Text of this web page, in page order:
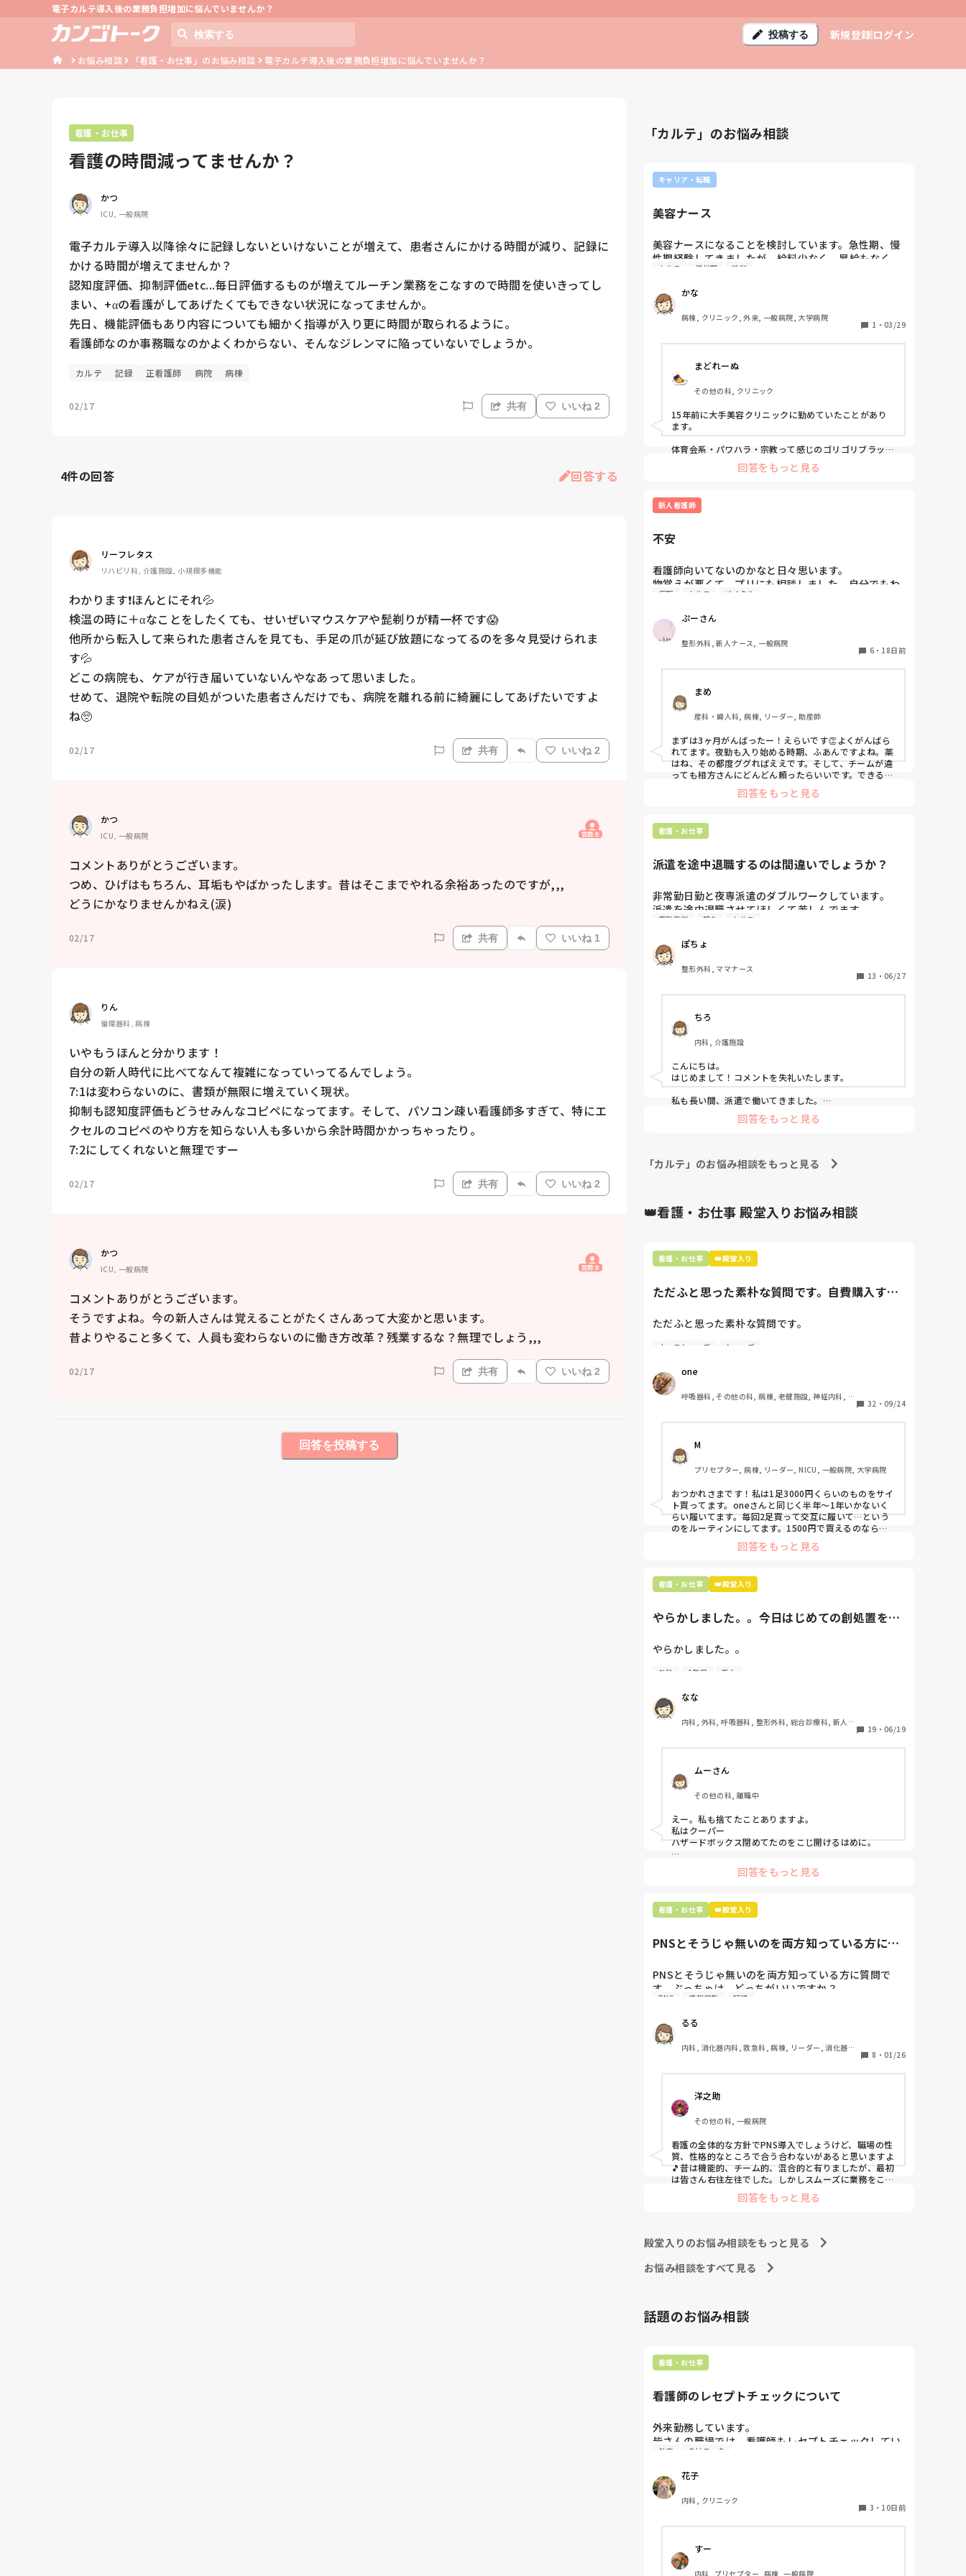
電子カルテ導入後の業務負担増加に悩んでいませんか？
投稿する 新規登録ログイン
お悩み相談 「看護・お仕事」のお悩み相談 電子カルテ導入後の業務負担増加に悩んでいませんか？
看護・お仕事
看護の時間減ってませんか？
かつ
ICU, 一般病院
電子カルテ導入以降徐々に記録しないといけないことが増えて、患者さんにかける時間が減り、記録に
かける時間が増えてませんか？
認知度評価、抑制評価etc...毎日評価するものが増えてルーチン業務をこなすので時間を使いきってし
まい、+αの看護がしてあげたくてもできない状況になってませんか。
先日、機能評価もあり内容についても細かく指導が入り更に時間が取られるように。
看護師なのか事務職なのかよくわからない、そんなジレンマに陥っていないでしょうか。
カルテ 記録 正看護師 病院 病棟
02/17 共有 いいね 2
4件の回答 回答する
リーフレタス
リハビリ科, 介護施設, 小規模多機能
わかります❗ほんとにそれ💦
検温の時に＋αなことをしたくても、せいぜいマウスケアや髭剃りが精一杯です😱
他所から転入して来られた患者さんを見ても、手足の爪が延び放題になってるのを多々見受けられま
す💦
どこの病院も、ケアが行き届いていないんやなあって思いました。
せめて、退院や転院の目処がついた患者さんだけでも、病院を離れる前に綺麗にしてあげたいですよ
ね🥺
02/17 共有 いいね 2
かつ
ICU, 一般病院 質問主
コメントありがとうございます。
つめ、ひげはもちろん、耳垢もやばかったします。昔はそこまでやれる余裕あったのですが,,,
どうにかなりませんかねえ(涙)
02/17 共有 いいね 1
りん
循環器科, 病棟
いやもうほんと分かります！
自分の新人時代に比べてなんて複雑になっていってるんでしょう。
7:1は変わらないのに、書類が無限に増えていく現状。
抑制も認知度評価もどうせみんなコピペになってます。そして、パソコン疎い看護師多すぎて、特にエ
クセルのコピペのやり方を知らない人も多いから余計時間かかっちゃったり。
7:2にしてくれないと無理ですー
02/17 共有 いいね 2
かつ
ICU, 一般病院 質問主
コメントありがとうございます。
そうですよね。今の新人さんは覚えることがたくさんあって大変かと思います。
昔よりやること多くて、人員も変わらないのに働き方改革？残業するな？無理でしょう,,,
02/17 共有 いいね 2
回答を投稿する
「カルテ」のお悩み相談
キャリア・転職
美容ナース
美容ナースになることを検討しています。急性期、慢
性期経験してきましたが、給料少なく、昇給もなく、
電子カルテも導入されていない病院で働いて行くのが
リット教えて下さい。もしよければ、お給料も良くな
ったかどうかも知りたいです。
カルテ 慢性期 給料
かな
病棟, クリニック, 外来, 一般病院, 大学病院
1 ・ 03/29
まどれーぬ
その他の科, クリニック
15年前に大手美容クリニックに勤めていたことがあり
ます。
体育会系・パワハラ・宗教って感じのゴリゴリブラック
早期に逃げるように辞めました😖
ん🙏🏻
接遇についてはかなり厳しく教育されました。
あとは自由診療なので物品のコストに対してとてもシビ
アで、
シリンジ1本・針1本・ガーゼ1枚など、どれ一つとって
物品使ってたなと思いました(´･ω･`; )
あと、各院で売り上げ目標があったりもしました。
朝礼で、その日・その週・その月の売り上げ目標を大き
な声で唱和するのが決まりとなっていて、
ようと思った理由の一つでもある）(›´ω`‹ ) ｹﾞｯｿﾘ
月収は「日勤だけでこんなに貰えるの？🥺✨」という金
額ではありましたが、
よくよく確認してみるとボーナス制度自体がなく、
ボーナスを12か月で割ったものを1か月分の給料に上乗
せするという計算になっていて、
それによって月の給料が多く見えていたというただのま
やかしスタイルでした( ΘωΘ )
しかも仮にボーナス分として計算した場合、大した額で
今は美容看護師になりたいという人が増えていて、
採用の基準が昔に比べて厳しくなっていると聞きます
そもそも美容業界自体が飽和状態で、潰れたりしている
😥
あとは美容での経験年数は今後のキャリアに加算しても
どうしても美容看護師になりたいという強い情熱や熱意
があるわけでないのなら、私はおすすめしません🥺
回答をもっと見る
新人看護師
不安
看護師向いてないのかなと日々思います。
物覚えが悪くて、プリにも相談しました。自分でもわ
かってはいましたが、数をこなすしかないと。です
ら逃げてしまいます。怒られても次に繋げればいいと
か、新人だから怒られるのが当たり前（？）とかわか
ってはいます。本当に。こんなに日勤を3ヶ月頑張っ
てきて、だけどまだできることも少ないのに来月から
うちの病院の場合、チーム制になっており、A-1・2、
B-1・2と分かれています。夜勤の場合、チーム1人ず
つ計4人で夜勤を回します。急性期病院なので患者が
毎日変わるがわるきて、その患者情報も追いつきませ
ん。この人はトイレどうやって行ってるんだろう？と
か安静度どのくらい？とか本当は3ヶ月も病棟で働い
てるのだから知っておくべき情報も業務を覚えるの
と、怒られないようにやらないとという焦りから全然
患者さんのことが見れません。夜勤だと、仮眠がA-1
況で、A側の患者さんは日勤で見たことがないので、
相手側のチームの患者さんのことは知るはずもなく、
相手ももちろん知らないので、相手チームに聞けるは
ずもないので、本当に不安で不安で仕方がないです。
です。ごめんなさい。
でも、気持ちの持ちようなどあれば教えてくださ
オペ迎えので先生に指示受けする時、中止薬の再開日
を聞くと思うんですけど、例えばDM薬だったら食事が
どれくらいならとか付け足して言えると思うし、術後
バイタルで血圧が高くて先生から指示をもらうと思う
なんの薬かわからないといけないじゃないですか、薬
はどこまでわかってればいいですか？
仮眠 カルテ バイタル
ぷーさん
整形外科, 新人ナース, 一般病院
6・ 18日前
まめ
産科・婦人科, 病棟, リーダー, 助産師
まずは3ヶ月がんばったー！えらいです👏よくがんばら
れてます。夜勤も入り始める時期、ふあんですよね。薬
はね、その都度ググればええです。そして、チームが違
っても相方さんにどんどん頼ったらいいです。できるよ
うになってきたら、あちらのお手伝いも時々できたらす
てきですね。夜勤はコミュニケーションが命です。1人
患者さんのこと知らなくても、医師への報告の仕方はこ
れでいいでしょうかとか、この人の血圧上昇時の事前指
との夜なら喜んで一緒に見る！困ってることない？って
り、アホなことでも聞いてくれたら嬉しいです。
大丈夫だよー！
回答をもっと見る
看護・お仕事
派遣を途中退職するのは間違いでしょうか？
非常勤日勤と夜専派遣のダブルワークしています。
派遣を途中退職させてほしくて苦しんでます。
看護師歴13年目です。
老健勤務していましたが閉鎖のため、色々探してなか
なか良い職場が見つからずとりあえずで紹介された老
健で先日から派遣として働きました。
夜専として入ったのですが、忙しいかもしれないとは
言われていましたが、それなりに想像の範疇かなと思
きに。
いざ行くと、申し送りは過去3日間分を送り、しかもか
なり細かく
痰の性状と量、回数
熱の測った回数分報告
尿量、性状、匂い
食事量、水分摂取量
プラスでもちろん処方指示、評価日、補液変更内容、
される。
っています。
メモは取りきれず、日勤さんも細かく伝えすぎて、も
る印象でした。
あとでカルテを追おうにも整理はつかず、さらに夜勤
まだたった2回ですが、契約は2ヶ月間。（派遣会社が
私は適応障害の性質がおそらくあり、昔から過度なス
トレスや不安を感じると吐き気や眩暈、動悸がありま
す。学生の時は眩暈で椅子から崩れ落ちそうになった
さでなんとか乗り越えてきました。病院を受診したこ
ともありません。
もう自分を守れるのは自分しかいない、シングルで子
さえあればまた働くことはできる。貯金もある。
と開き直ることにし、派遣会社に諸々内容伝え、辞め
させてほしいと伝えたのですが、当たり前に簡単には
辞められないことや面談をしましょうとなりました。
はOJTを延ばしたり、メモの時間を設けるやいろいろ
提案があったそうですが、そもそも3日間ルールに順
応できないこと、時間を設けてもあとの時間は自分で
調整しないといけないことを考えても施設のルールは
変えられないんだから私はここでやっていけないと伝
明日3回目の勤務日になりますが面談だけになるの
か、そのまま働かせようとしているのかわかりません
私はいっそずっと避けてきた心療内科受診をして、診
す。
こんなわがままをしているので、もう同じ派遣業者を
うと思っています。派遣自体も極力さけます。
私は間違いすぎているんでしょうか？
知な方はいますでしょうか？
夜勤専従 貯金 カルテ
ぽちょ
整形外科, ママナース
13 ・ 06/27
ちろ
内科, 介護施設
こんにちは。
はじめまして！コメントを失礼いたします。
私も長い間、派遣で働いてきました。
私は間違いではないと思っています。
ご自分の体が大事ですし…辞めるという選択もありだと
です。
業務が終わらず、残業ばかりで…疲弊し、
継続は困難と伝えても、派遣会社はNGでした。
急に来なくなる…派遣職員もいました。
行かないという選択肢もありだと思います。
心療内科の件はわかりませんが。
どうぞご自愛くださいますせ…
回答をもっと見る
「カルテ」のお悩み相談をもっと見る
👑看護・お仕事 殿堂入りお悩み相談
看護・お仕事 👑殿堂入り
ただふと思った素朴な質問です。自費購入する
ただふと思った素朴な質問です。
自費購入するナースシューズ(職場で使用してる靴)っ
ますか？
わたしの職場の指定は「白のスニーカー」。
すぐに汚くなるので1,500円は絶対に超えたくない思
た時に買って半年〜1年未満で交換しています。
職場の人が「ナースシューズに3000円以上は出せな
い」って言ってて、わたしの倍額は出せるのか！とび
っくりしたので、世の皆さんはどうなのかなと…🤔
ナースシューズ シューズ
one
呼吸器科, その他の科, 病棟, 老健施設, 神経内科, 一
32 ・ 09/24
M
プリセプター, 病棟, リーダー, NICU, 一般病院, 大学病院
おつかれさまです！私は1足3000円くらいのものをサイ
ト買ってます。oneさんと同じく半年〜1年いかないく
らい履いてます。毎回2足買って交互に履いて…という
のをルーティンにしてます。1500円で買えるのなら私
も絶対そっちにしてると思うので良い買い物されてて羨
ましいです！(笑)回答をもっと見る
看護・お仕事 👑殿堂入り
やらかしました。。今日はじめての創処置をし
やらかしました。。
今日はじめての創処置をしました。
ゴミと一緒に、ノリで鑷子達を捨てました。。
患者に使用した物品は使い捨て、という認識が頭の中
にあって…。
「普通鑷子捨てる！？明らかに使い捨てて良いような
安物じゃないよね？」
「そんなミスした新人、あなたが初めてだよ」
と言われました。。
たしかに、よくよく考えてみれば
手術室で使った物品も全部滅菌して使いまわすし、
滅菌の種類とかも学校で習ったはずなのに
なんで頭回らなかったんだろう😭
市長さんは、
患者さんに迷惑かけたわけじゃないから大丈夫、
と慰めてくれましたが、、
自分が情けなくて情けなくて😭
こんなバカな私をせめて笑い飛ばしてください笑
外科 1年目 新人
なな
内科, 外科, 呼吸器科, 整形外科, 総合診療科, 新人ナ
19 ・ 06/19
ムーさん
その他の科, 離職中
えー。私も捨てたことありますよ。
私はクーパー
ハザードボックス閉めてたのをこじ開けるはめに。
これは私じゃないけど、患者さんのガラケーを洗濯もの
と一緒に出しちゃったり。(これは問題か💦)
回答をもっと見る
看護・お仕事 👑殿堂入り
PNSとそうじゃ無いのを両方知っている方に質
PNSとそうじゃ無いのを両方知っている方に質問で
す。ぶっちゃけ、どっちがいいですか？
その後、PNSを廃止しました。
私は、そのPNSを廃止した病棟からまだPNSをやって
いる病棟に9月に異動してきました。
ぶっちゃけ、新人のレベルにかなりの差が出ているな
色々な病棟に入院したことのある患者さんも、「(私が
異動する前の病棟の方が)新人が患者から見てもよく動
けてたよ」と言っていました。
現病棟はPNSだけれども、結局は忙しくて、新人の面
倒を見てられず、清潔ケアや単純に点滴を繋げてくる
など、簡単な仕事しか新人にさせていませんでした。
PNSを廃止した病棟では、イベントは必ずと言ってい
いほど新人に担当させて、指導者やリーダーが責任持
って指導することで、新人ができることがどんどん増
患者14人とか受け持つことも当たり前な感じです。
朝の情報収集にも時間がかかり、結果、患者のことが
わからないという状況になります。新人も放置される
をした事がなく、やり方がわからない新人さんが、先
言われていて、そんな無茶な…と思いました。
新人さんが可愛そう、と感じることもある反面、ペア
びり記録していて、「(処置を)やったことあるの？無
けても、「記録終わってないんで」と。。。
早く色々覚えたい！という、意欲があまり感じられ
ず…これはPNS云々よりも、その新人の性格かな？と
た。。。時代柄でしょうか？？
私はどちらかといえば、PNSは好きじゃありません。
でもPNSでやれというからには、もっと業務量に見合
PNSもそうじゃないのも経験している方は、どちらの
PNS 情報収集 記録
るる
内科, 消化器内科, 救急科, 病棟, リーダー, 消化器外
8 ・ 01/26
洋之助
その他の科, 一般病院
看護の全体的な方針でPNS導入でしょうけど、職場の性
質、性格的なところで合う合わないがあると思いますよ
🎵昔は機能的、チーム的、混合的と有りましたが、最初
は皆さん右往左往でした。しかしスムーズに業務をこな
してましたよ。勿論、指導する事も😉🆗✨でしたよ🎵ど
うしてもPNSの導入なら皆さんと意見交換を行うべきと
に業務をこなしている人もいます。意欲的でない新人も
昔からいますのでね🎵とどのつまり看護師が自分の仕事
で、昔は良かったよしか言えませんが、今と比べると個
タに出来るでしょうか⁉️物事の良し悪しの批判は簡単で
抱えるのは到底ムリですね🎵ならば皆で抱えましょうね
🎵僕の持論ですけど、頑張って👊😆🎵
回答をもっと見る
殿堂入りのお悩み相談をもっと見る
お悩み相談をすべて見る
話題のお悩み相談
看護・お仕事
看護師のレセプトチェックについて
外来勤務しています。
皆さんの職場では、看護師もレセプトチェックしてい
ますか？事務の方だけで行っていますか？
混んでいる時は、看護師も電話や受付対応しますが、
レセプトも当たり前のようにやる職場は多いのかな？
と思いまして。
ぜひ、現状を教えてもらいたいです。
外来 クリニック
花子
内科, クリニック
3 ・ 10日前
すー
内科, プリセプター, 病棟, 一般病院